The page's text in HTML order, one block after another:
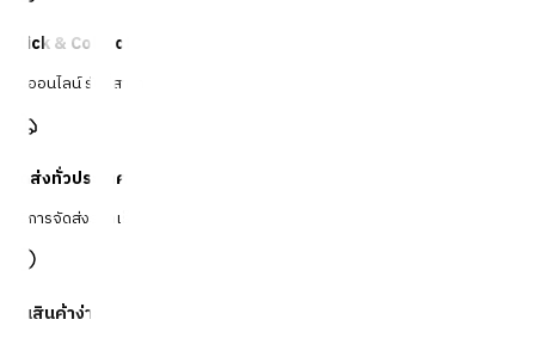
Click & Collect
สั่งออนไลน์ รับที่สาขา
จัดส่งทั่วประเทศ
บริการจัดส่งรวดเร็ว
คืนสินค้าง่าย